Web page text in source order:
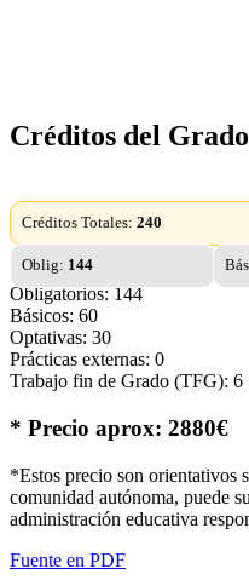
Créditos del
Créditos Totales: 240
Oblig: 144
Obligatorios: 144
Básicos: 60
Optativas: 30
Prácticas externas: 0
Trabajo fin de Grado (TFG): 6
* Precio aprox: 2880€
*Estos precio son orientativos
comunidad autónoma, puede
administración educativa
Fuente en PDF